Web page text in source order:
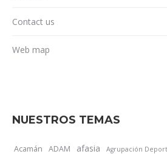
Contact us
Web map
NUESTROS TEMAS
Acamán ADAM afasia Agrupación